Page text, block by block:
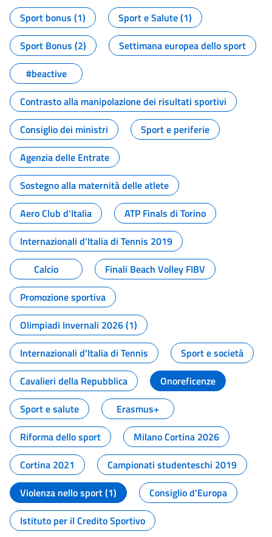
Sport bonus (1)
Sport e Salute (1)
Sport Bonus (2)
Settimana europea dello sport
#beactive
Contrasto alla manipolazione dei risultati sportivi
Consiglio dei ministri
Sport e periferie
Agenzia delle Entrate
Sostegno alla maternità delle atlete
Aero Club d'Italia
ATP Finals di Torino
Internazionali d'Italia di Tennis 2019
Calcio
Finali Beach Volley FIBV
Promozione sportiva
Olimpiadi Invernali 2026 (1)
Internazionali d'Italia di Tennis
Sport e società
Cavalieri della Repubblica
Onoreficenze
Sport e salute
Erasmus+
Riforma dello sport
Milano Cortina 2026
Cortina 2021
Campionati studenteschi 2019
Violenza nello sport (1)
Consiglio d'Europa
Istituto per il Credito Sportivo